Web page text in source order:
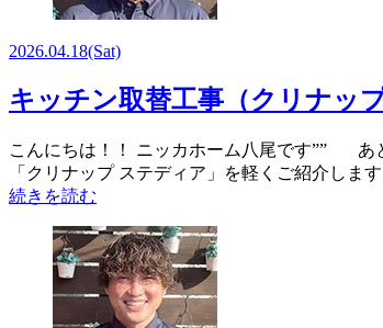
2026.04.18(Sat)
キッチン取替工事（クリナッ
こんにちは！！ ニッカホーム八尾です”” あ
「クリナップ ステディア」を軽くご紹介しま
続きを読む